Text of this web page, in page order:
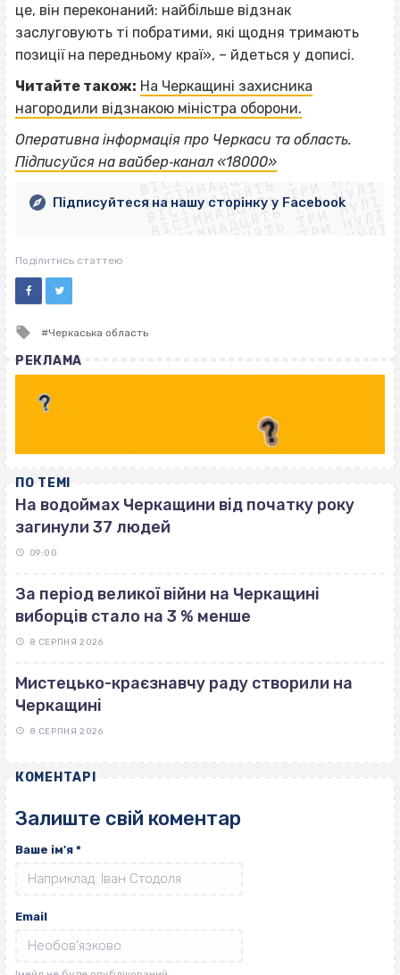
це, він переконаний: найбільше відзнак
заслуговують ті побратими, які щодня тримають
позиції на передньому краї», – йдеться у дописі.
Читайте також: На Черкащині захисника
нагородили відзнакою міністра оборони.
Оперативна інформація про Черкаси та область.
Підписуйся на вайбер‐канал «18000»
ВІСІМНАДЦЯТЬ ТРИ НУЛІ
ВІСІМНАДЦЯТЬ ТРИ НУЛІ
ВІСІМНАДЦЯТЬ ТРИ НУЛІ
ВІСІМНАДЦЯТЬ ТРИ НУЛІ
ВІСІМНАДЦЯТЬ ТРИ НУЛІ
ВІСІМНАДЦЯТЬ ТРИ НУЛІ
ВІСІМНАДЦЯТЬ ТРИ НУЛІ
ВІСІМНАДЦЯТЬ ТРИ НУЛІ
Підписуйтеся на нашу сторінку у Facebook
Поділитись статтею
Tagged
Черкаська область
РЕКЛАМА
ПО ТЕМІ
На водоймах Черкащини від початку року
загинули 37 людей
09:00
За період великої війни на Черкащині
виборців стало на 3 % менше
8 СЕРПНЯ 2026
Мистецько-краєзнавчу раду створили на
Черкащині
8 СЕРПНЯ 2026
КОМЕНТАРІ
Залиште свій коментар
Ваше ім'я *
Email